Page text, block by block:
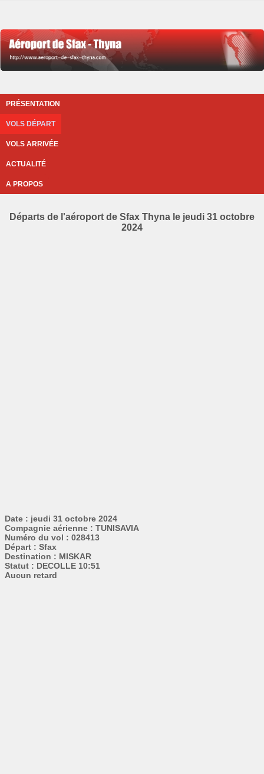
PRÉSENTATION
VOLS DÉPART
VOLS ARRIVÉE
ACTUALITÉ
A PROPOS
Départs de l'aéroport de Sfax Thyna le jeudi 31 octobre
2024
Date : jeudi 31 octobre 2024
Compagnie aérienne : TUNISAVIA
Numéro du vol : 028413
Départ : Sfax
Destination : MISKAR
Statut : DECOLLE 10:51
Aucun retard